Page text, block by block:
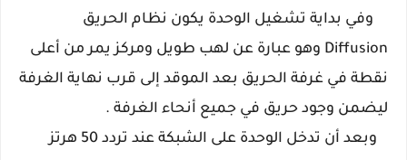
وفي بداية تشغيل الوحدة يكون نظام الحريق
Diffusion وهو عبارة عن لهب طويل ومركز يمر من أعلى
نقطة في غرفة الحريق بعد الموقد إلى قرب نهاية الغرفة
ليضمن وجود حريق في جميع أنحاء الغرفة .
وبعد أن تدخل الوحدة على الشبكة عند تردد 50 هرتز